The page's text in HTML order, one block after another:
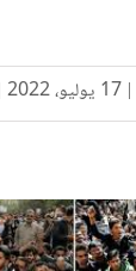
| 17 يوليو، 2022